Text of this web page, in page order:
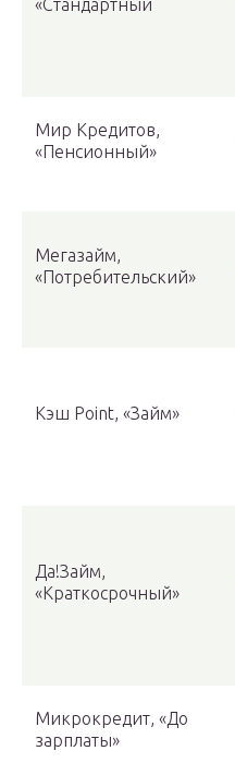
«Стандартный
Мир Кредитов,
«Пенсионный»
Мегазайм,
«Потребительский»
Кэш Point, «Займ»
Да!Займ,
«Краткосрочный»
Микрокредит, «До
зарплаты»